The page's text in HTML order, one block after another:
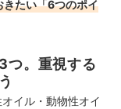
きたい「6つのポイ
つ。重視する
イル・動物性オイ